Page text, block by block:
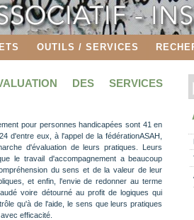
OUTILS / SERVICES
DES SERVICES
pour personnes handicapées sont 41 en
d'entre eux, à l'appel de la fédérationASAH,
d'évaluation de leurs pratiques. Leurs
le travail d'accompagnement a beaucoup
du sens et de la valeur de leur
et enfin, l'envie de redonner au terme
voire détourné au profit de logiques qui
qu'à de l'aide, le sens que leurs pratiques
efficacité.